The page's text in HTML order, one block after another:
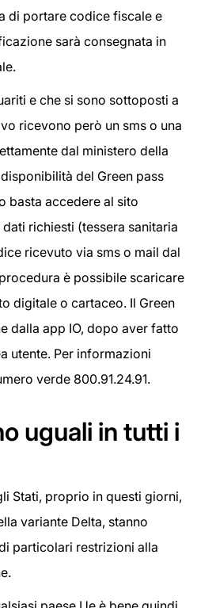
di portare codice fiscale e
sarà consegnata in
e che si sono sottoposti a
ricevono però un sms o una
dal ministero della
del Green pass
basta accedere al sito
dati richiesti (tessera sanitaria
ricevuto via sms o mail dal
è possibile scaricare
digitale o cartaceo. Il Green
dalla app IO, dopo aver fatto
utente. Per informazioni
verde 800.91.24.91.
uguali in tutti i
Stati, proprio in questi giorni,
variante Delta, stanno
particolari restrizioni alla